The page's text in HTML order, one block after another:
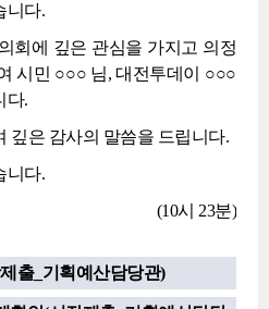
니다.
회에 깊은 관심을 가지고 의정
시민 ○○○ 님, 대전투데이 ○○○
다.
깊은 감사의 말씀을 드립니다.
니다.
(10시 23분)
출_기획예산담당관)